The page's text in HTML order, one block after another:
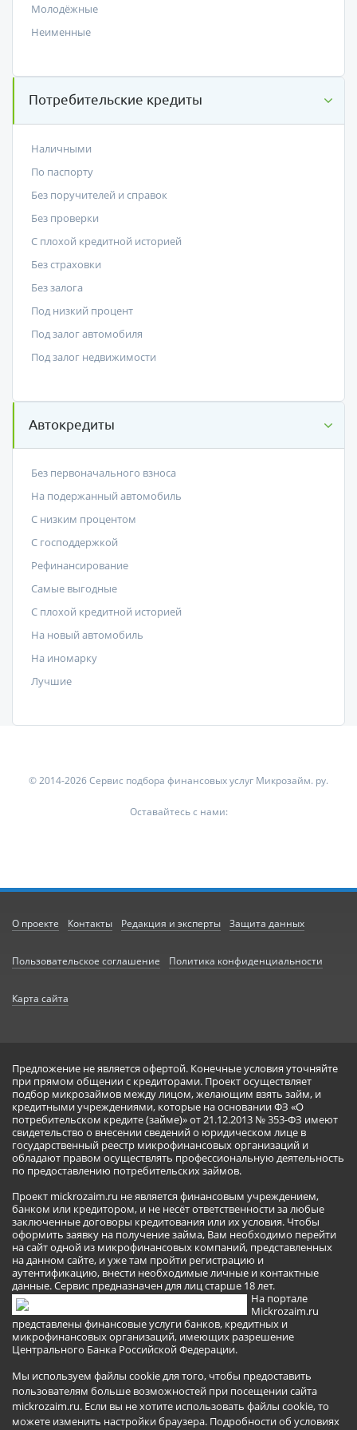
Молодёжные
Неименные
Потребительские кредиты
Наличными
По паспорту
Без поручителей и справок
Без проверки
С плохой кредитной историей
Без страховки
Без залога
Под низкий процент
Под залог автомобиля
Под залог недвижимости
Автокредиты
Без первоначального взноса
На подержанный автомобиль
С низким процентом
C господдержкой
Рефинансирование
Самые выгодные
С плохой кредитной историей
На новый автомобиль
На иномарку
Лучшие
© 2014-2026 Сервис подбора финансовых услуг Микрозайм. ру.
Оставайтесь с нами:
О проекте Контакты Редакция и эксперты Защита данных
Пользовательское соглашение Политика конфиденциальности
Карта сайта
Предложение не является офертой. Конечные условия уточняйте
при прямом общении с кредиторами. Проект осуществляет
подбор микрозаймов между лицом, желающим взять займ, и
кредитными учреждениями, которые на основании ФЗ «О
потребительском кредите (займе)» от 21.12.2013 № 353-ФЗ имеют
свидетельство о внесении сведений о юридическом лице в
государственный реестр микрофинансовых организаций и
обладают правом осуществлять профессиональную деятельность
по предоставлению потребительских займов.
Проект mickrozaim.ru не является финансовым учреждением,
банком или кредитором, и не несёт ответственности за любые
заключенные договоры кредитования или их условия. Чтобы
оформить заявку на получение займа, Вам необходимо перейти
на сайт одной из микрофинансовых компаний, представленных
на данном сайте, и уже там пройти регистрацию и
аутентификацию, внести необходимые личные и контактные
данные. Сервис предназначен для лиц старше 18 лет.
На портале
Mickrozaim.ru
представлены финансовые услуги банков, кредитных и
микрофинансовых организаций, имеющих разрешение
Центрального Банка Российской Федерации.
Мы используем файлы cookie для того, чтобы предоставить
пользователям больше возможностей при посещении сайта
mickrozaim.ru. Если вы не хотите использовать файлы cookie, то
можете изменить настройки браузера. Подробности об условиях